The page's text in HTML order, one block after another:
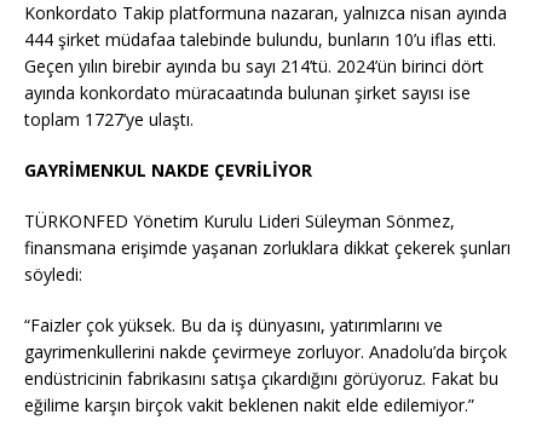
Konkordato Takip platformuna nazaran, yalnızca nisan ayında
444 şirket müdafaa talebinde bulundu, bunların 10’u iflas etti.
Geçen yılın birebir ayında bu sayı 214’tü. 2024’ün birinci dört
ayında konkordato müracaatında bulunan şirket sayısı ise
toplam 1727’ye ulaştı.
GAYRİMENKUL NAKDE ÇEVRİLİYOR
TÜRKONFED Yönetim Kurulu Lideri Süleyman Sönmez,
finansmana erişimde yaşanan zorluklara dikkat çekerek şunları
söyledi:
“Faizler çok yüksek. Bu da iş dünyasını, yatırımlarını ve
gayrimenkullerini nakde çevirmeye zorluyor. Anadolu’da birçok
endüstricinin fabrikasını satışa çıkardığını görüyoruz. Fakat bu
eğilime karşın birçok vakit beklenen nakit elde edilemiyor.”